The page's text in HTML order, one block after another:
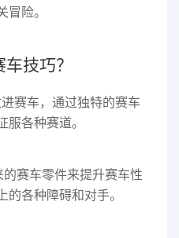
险。
技巧？
赛车，通过独特的赛车
各种赛道。
赛车零件来提升赛车性
各种障碍和对手。